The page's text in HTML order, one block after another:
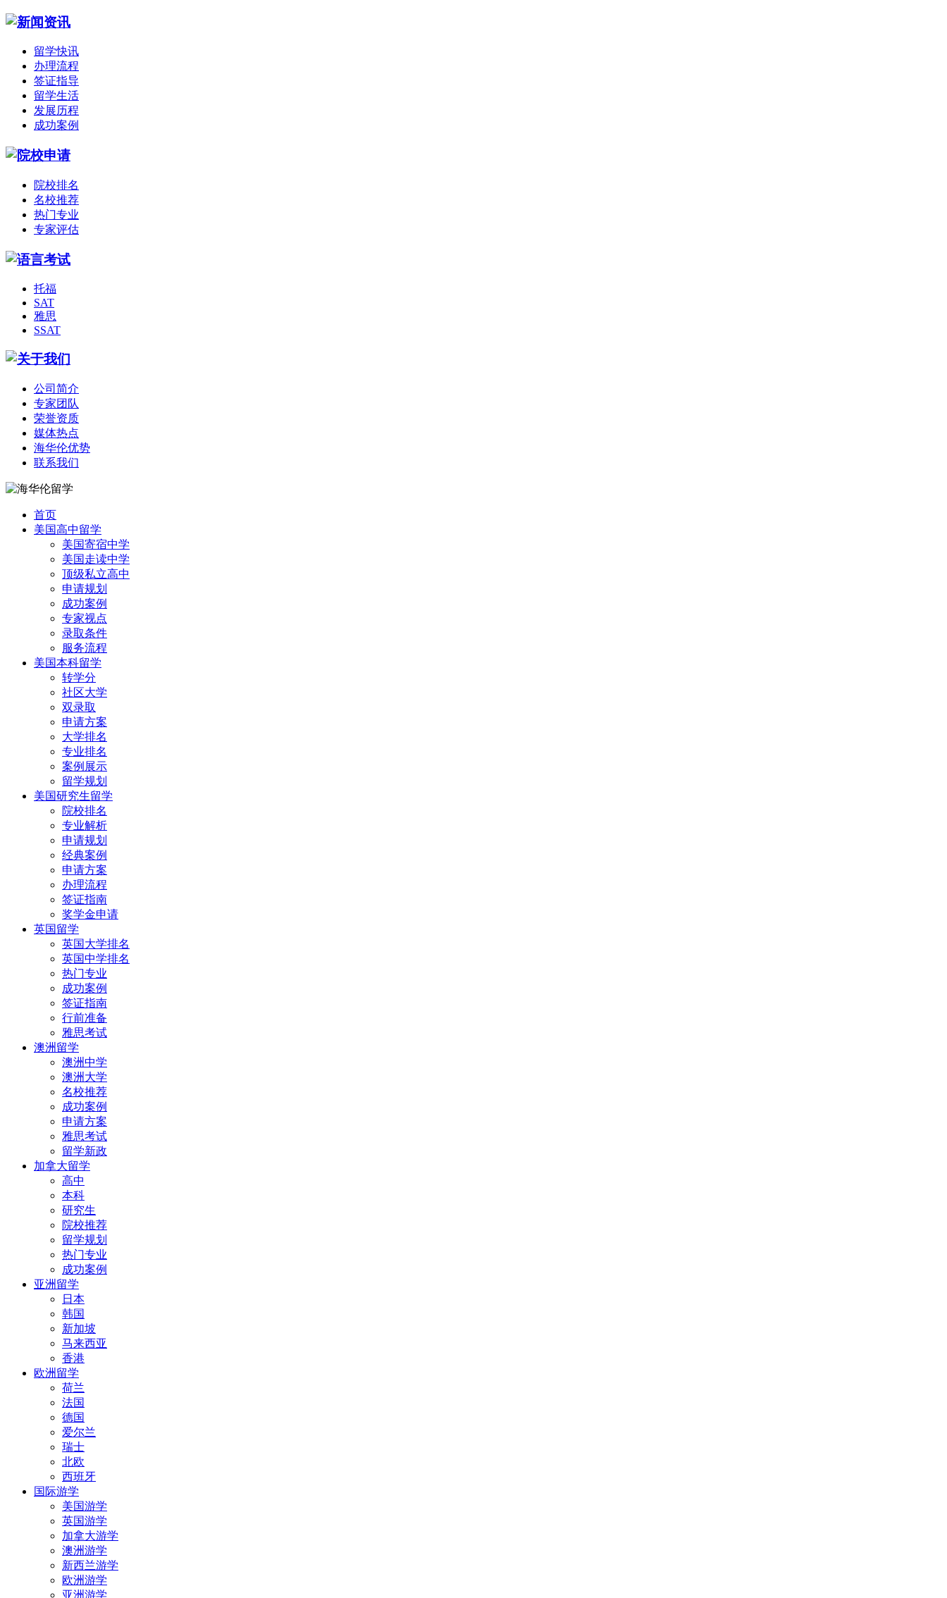
留学快讯
办理流程
签证指导
留学生活
发展历程
成功案例
院校排名
名校推荐
热门专业
专家评估
托福
SAT
雅思
SSAT
公司简介
专家团队
荣誉资质
媒体热点
海华伦优势
联系我们
首页
美国高中留学
美国寄宿中学
美国走读中学
顶级私立高中
申请规划
成功案例
专家视点
录取条件
服务流程
美国本科留学
转学分
社区大学
双录取
申请方案
大学排名
专业排名
案例展示
留学规划
美国研究生留学
院校排名
专业解析
申请规划
经典案例
申请方案
办理流程
签证指南
奖学金申请
英国留学
英国大学排名
英国中学排名
热门专业
成功案例
签证指南
行前准备
雅思考试
澳洲留学
澳洲中学
澳洲大学
名校推荐
成功案例
申请方案
雅思考试
留学新政
加拿大留学
高中
本科
研究生
院校推荐
留学规划
热门专业
成功案例
亚洲留学
日本
韩国
新加坡
马来西亚
香港
欧洲留学
荷兰
法国
德国
爱尔兰
瑞士
北欧
西班牙
国际游学
美国游学
英国游学
加拿大游学
澳洲游学
新西兰游学
欧洲游学
亚洲游学